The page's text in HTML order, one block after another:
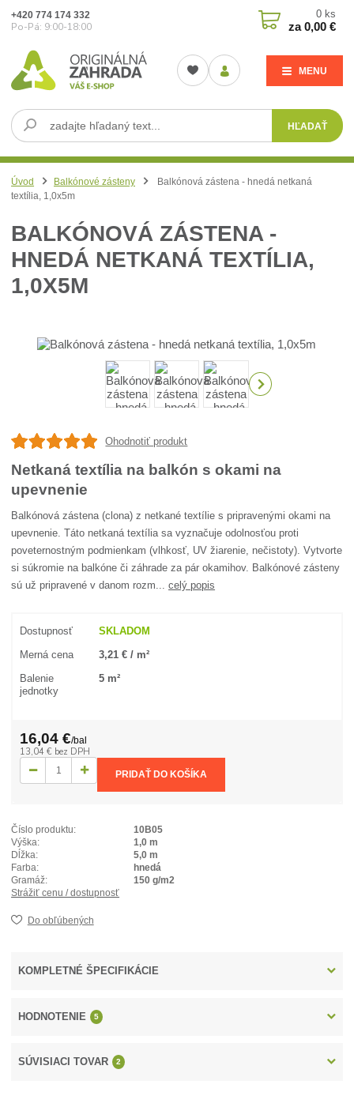
MENU
HĽADAŤ
+420 774 174 332
Po-Pá: 9:00-18:00
0 ks
za0,00 €
Úvod Balkónové zásteny
Balkónová zástena - hnedá netkaná
textília, 1,0x5m
BALKÓNOVÁ ZÁSTENA -
HNEDÁ NETKANÁ TEXTÍLIA,
1,0X5M
Ohodnotiť produkt
Netkaná textília na balkón s okami na
upevnenie
Balkónová zástena (clona) z netkané textílie s pripravenými okami na
upevnenie. Táto netkaná textília sa vyznačuje odolnosťou proti
poveternostným podmienkam (vlhkosť, UV žiarenie, nečistoty). Vytvorte
si súkromie na balkóne či záhrade za pár okamihov. Balkónové zásteny
sú už pripravené v danom rozm...celý popis
Dostupnosť SKLADOM
Merná cena 3,21 € / m²
Balenie
jednotky
5 m²
16,04 €/bal
13,04 € bez DPH
PRIDAŤ DO KOŠÍKA
Číslo produktu:
10B05
Výška:
1,0 m
Dĺžka:
5,0 m
Farba:
hnedá
Gramáž:
150 g/m2
Strážiť cenu / dostupnosť
Do obľúbených
KOMPLETNÉ ŠPECIFIKÁCIE
HODNOTENIE 5
SÚVISIACI TOVAR 2